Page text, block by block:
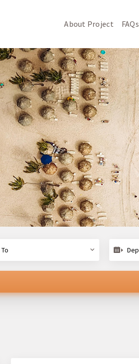
About Project FAQs
To